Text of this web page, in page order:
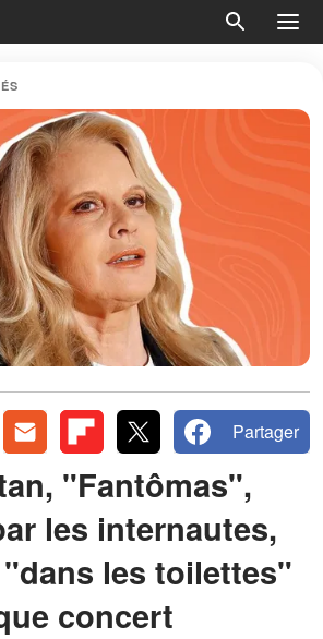
Partager
"Fantômas",
les internautes,
les toilettes"
concert